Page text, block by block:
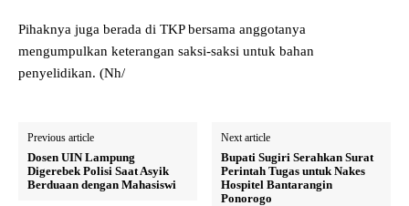
Pihaknya juga berada di TKP bersama anggotanya
mengumpulkan keterangan saksi-saksi untuk bahan
penyelidikan. (Nh/
Previous article
Dosen UIN Lampung
Digerebek Polisi Saat Asyik
Berduaan dengan Mahasiswi
Next article
Bupati Sugiri Serahkan Surat
Perintah Tugas untuk Nakes
Hospitel Bantarangin
Ponorogo